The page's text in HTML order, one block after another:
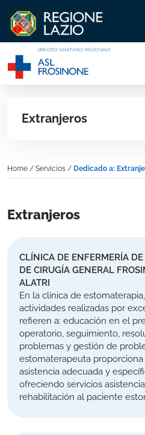
Extranjeros
Home / Servicios / Dedicado a:
Extranjeros
CLÍNICA DE ENFERMERÍA
DE CIRUGÍA GENERAL
ALATRI
En la clínica de
actividades realizadas por
refieren a: educación en el
operatorio, seguimiento,
problemas y gestión de
estomaterapeuta proporciona
asistencia adecuada y
ofreciendo servicios
rehabilitación al paciente